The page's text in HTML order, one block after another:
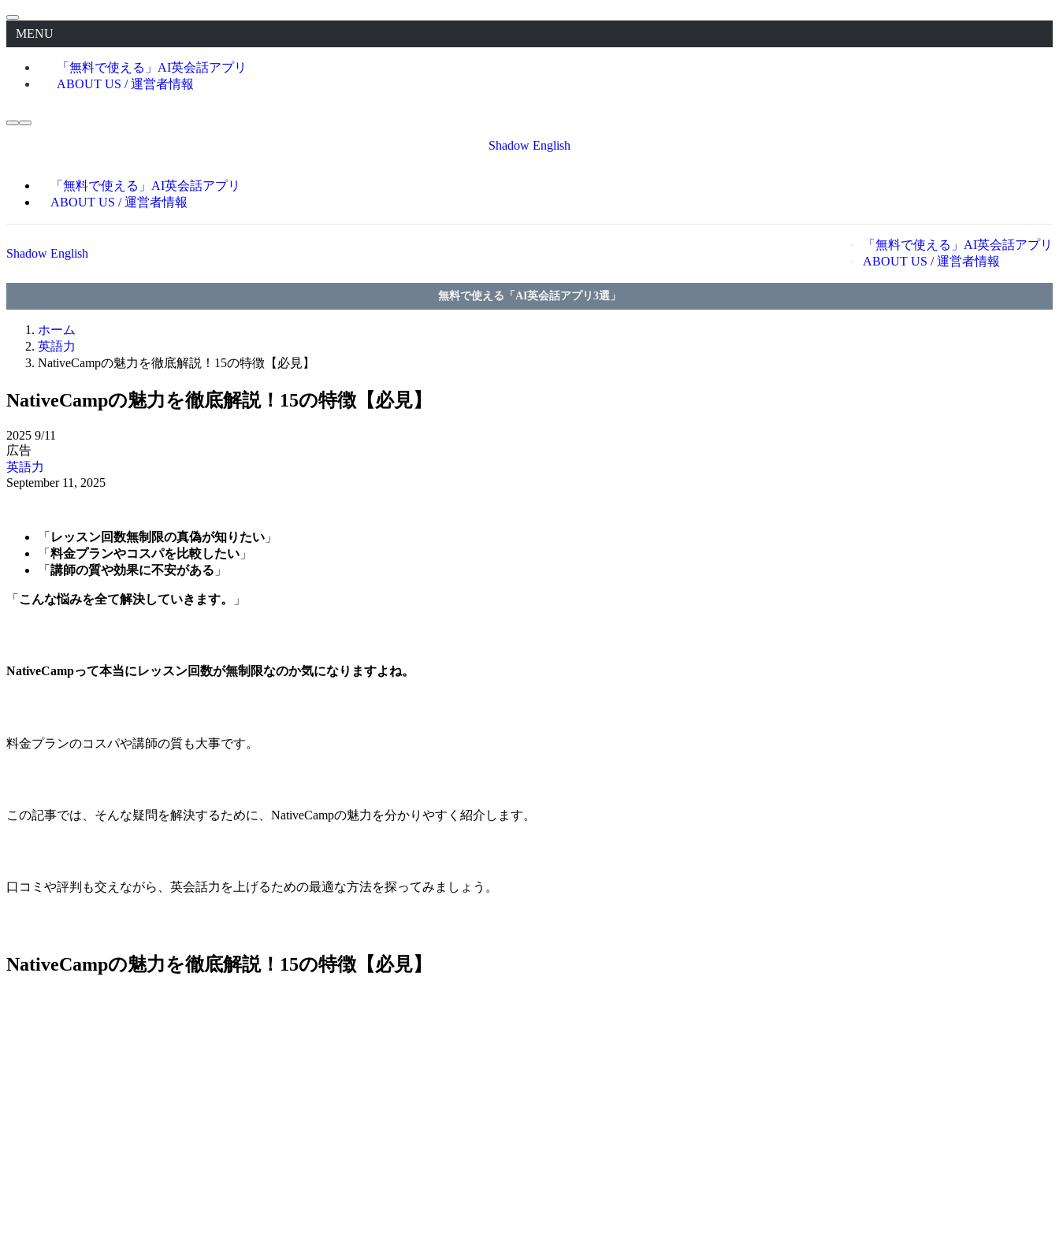
MENU
「無料で使える」AI英会話アプリ
ABOUT US / 運営者情報
Shadow English
「無料で使える」AI英会話アプリ
ABOUT US / 運営者情報
Shadow English
「無料で使える」AI英会話アプリ
ABOUT US / 運営者情報
無料で使える「AI英会話アプリ3選」
ホーム
英語力
NativeCampの魅力を徹底解説！15の特徴【必見】
NativeCampの魅力を徹底解説！15の特徴【必見】
2025 9/11
広告
英語力
September 11, 2025
「 レッスン回数無制限の真偽が知りたい 」
「 料金プランやコスパを比較したい 」
「 講師の質や効果に不安がある 」
「 こんな悩みを全て解決していきます。 」
NativeCampって本当にレッスン回数が無制限なのか気になりますよね。
料金プランのコスパや講師の質も大事です。
この記事では、そんな疑問を解決するために、NativeCampの魅力を分かりやすく紹介します。
口コミや評判も交えながら、英会話力を上げるための最適な方法を探ってみましょう。
NativeCampの魅力を徹底解説！15の特徴【必見】